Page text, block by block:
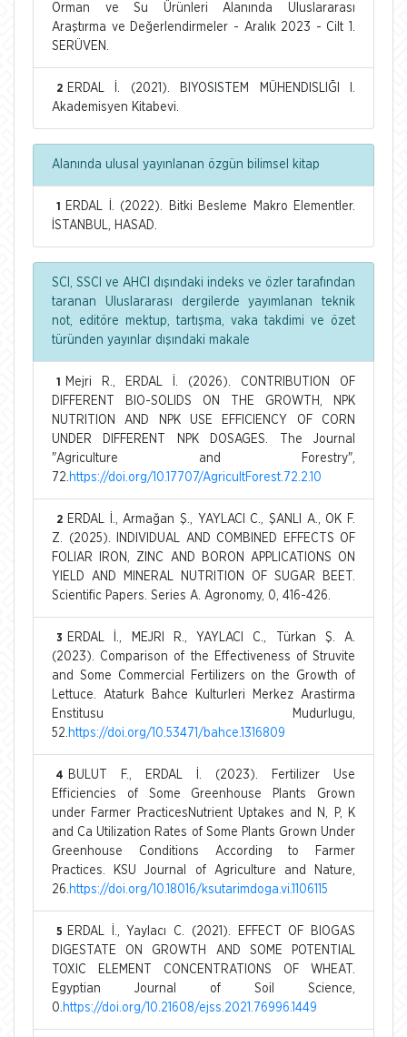
Orman ve Su Ürünleri Alanında Uluslararası
Araştırma ve Değerlendirmeler - Aralık 2023 - Cilt 1.
SERÜVEN.
2 ERDAL İ. (2021). BIYOSISTEM MÜHENDISLIĞI I.
Akademisyen Kitabevi.
Alanında ulusal yayınlanan özgün bilimsel kitap
1
ERDAL İ. (2022). Bitki Besleme Makro Elementler.
İSTANBUL, HASAD.
SCI, SSCI ve AHCI dışındaki indeks ve özler tarafından
taranan Uluslararası dergilerde yayımlanan teknik
not, editöre mektup, tartışma, vaka takdimi ve özet
türünden yayınlar dışındaki makale
1
Mejri R., ERDAL İ. (2026). CONTRIBUTION OF
DIFFERENT BIO-SOLIDS ON THE GROWTH, NPK
NUTRITION AND NPK USE EFFICIENCY OF CORN
UNDER DIFFERENT NPK DOSAGES. The Journal
"Agriculture and Forestry",
72. https://doi.org/10.17707/AgricultForest.72.2.10
2 ERDAL İ., Armağan Ş., YAYLACI C., ŞANLI A., OK F.
Z. (2025). INDIVIDUAL AND COMBINED EFFECTS OF
FOLIAR IRON, ZINC AND BORON APPLICATIONS ON
YIELD AND MINERAL NUTRITION OF SUGAR BEET.
Scientific Papers. Series A. Agronomy, 0, 416-426.
3
ERDAL İ., MEJRI R., YAYLACI C., Türkan Ş. A.
(2023). Comparison of the Effectiveness of Struvite
and Some Commercial Fertilizers on the Growth of
Lettuce. Ataturk Bahce Kulturleri Merkez Arastirma
Enstitusu Mudurlugu,
52. https://doi.org/10.53471/bahce.1316809
4
BULUT F., ERDAL İ. (2023). Fertilizer Use
Efficiencies of Some Greenhouse Plants Grown
under Farmer PracticesNutrient Uptakes and N, P, K
and Ca Utilization Rates of Some Plants Grown Under
Greenhouse Conditions According to Farmer
Practices. KSU Journal of Agriculture and Nature,
26. https://doi.org/10.18016/ksutarimdoga.vi.1106115
5
ERDAL İ., Yaylacı C. (2021). EFFECT OF BIOGAS
DIGESTATE ON GROWTH AND SOME POTENTIAL
TOXIC ELEMENT CONCENTRATIONS OF WHEAT.
Egyptian Journal of Soil Science,
0. https://doi.org/10.21608/ejss.2021.76996.1449